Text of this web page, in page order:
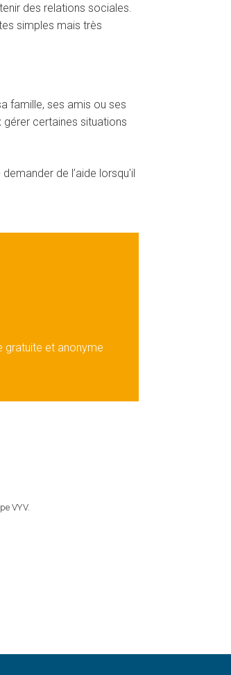
des relations sociales.
simples mais très
famille, ses amis ou ses
gérer certaines situations
de l’aide lorsqu'il
gratuite et anonyme
VYV.